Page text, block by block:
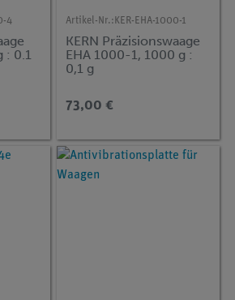
4
: 0.1
Artikel-Nr.: KER-EHA-1000-1
KERN Präzisionswaage
EHA 1000-1, 1000 g :
0,1 g
73,00 €